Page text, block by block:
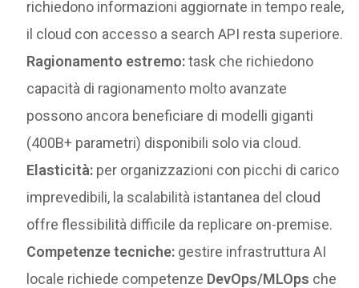
richiedono informazioni aggiornate in tempo reale,
il cloud con accesso a search API resta superiore.
Ragionamento estremo:task che richiedono
capacità di ragionamento molto avanzate
possono ancora beneficiare di modelli giganti
(400B+ parametri) disponibili solo via cloud.
Elasticità: per organizzazioni con picchi di carico
imprevedibili, la scalabilità istantanea del cloud
offre flessibilità difficile da replicare on-premise.
Competenze tecniche: gestire infrastruttura AI
locale richiede competenze DevOps/MLOps che